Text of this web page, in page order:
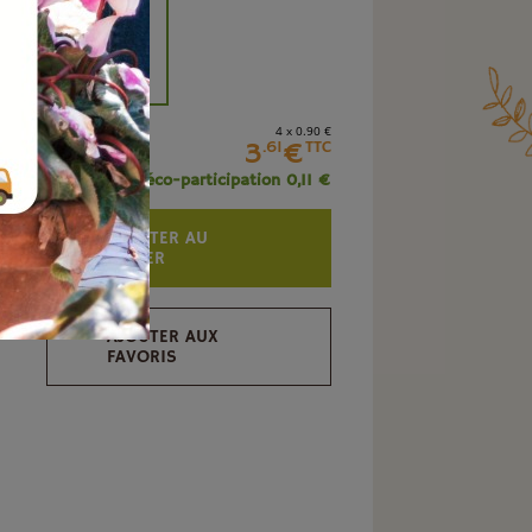
4 x 0.90€
3.61€TTC
+ éco-participation 0,11 €
AJOUTER AU
PANIER
AJOUTER AUX
FAVORIS